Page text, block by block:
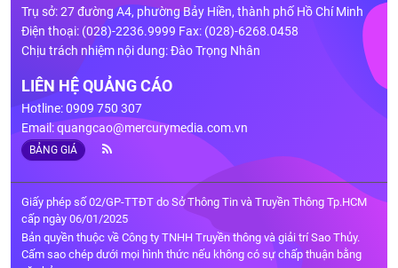
Trụ sở: 27 đường A4, phường Bảy Hiền, thành phố Hồ Chí Minh
Điện thoại: (028)-2236.9999 Fax: (028)-6268.0458
Chịu trách nhiệm nội dung: Đào Trọng Nhân
LIÊN HỆ QUẢNG CÁO
Hotline: 0909 750 307
Email:quangcao@mercurymedia.com.vn
BẢNG GIÁ
Giấy phép số 02/GP-TTĐT do Sở Thông Tin và Truyền Thông Tp.HCM
cấp ngày 06/01/2025
Bản quyền thuộc về Công ty TNHH Truyền thông và giải trí Sao Thủy.
Cấm sao chép dưới mọi hình thức nếu không có sự chấp thuận bằng